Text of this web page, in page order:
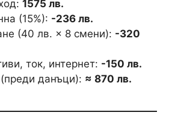
1575 лв.
(15%): -236 лв.
(40 лв. × 8 смени): -320
ток, интернет: -150 лв.
данъци): ≈ 870 лв.